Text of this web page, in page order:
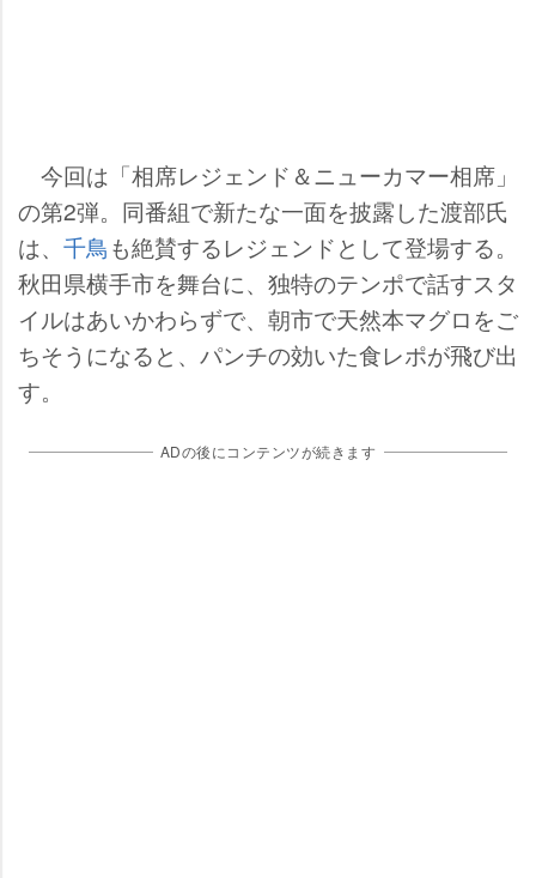
今回は「相席レジェンド＆ニューカマー相席」
の第2弾。同番組で新たな一面を披露した渡部氏
は、 千鳥も絶賛するレジェンドとして登場する。
秋田県横手市を舞台に、独特のテンポで話すスタ
イルはあいかわらずで、朝市で天然本マグロをご
ちそうになると、パンチの効いた食レポが飛び出
す。
ADの後にコンテンツが続きます